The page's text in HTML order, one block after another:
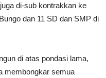
di-sub kontrakkan ke
dan 11 SD dan SMP di
di atas pondasi lama,
membongkar semua